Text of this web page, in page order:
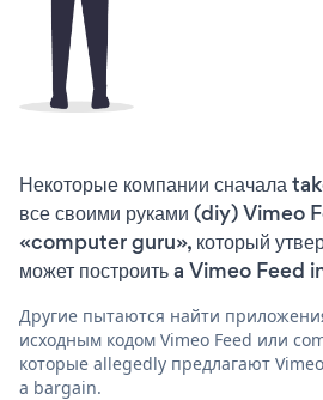
Некоторые компании сначала
все своими руками (diy) Vimeo
«computer guru», который
может построить a Vimeo Feed
Другие пытаются найти
исходным кодом Vimeo Feed или
которые allegedly предлагают
a bargain.